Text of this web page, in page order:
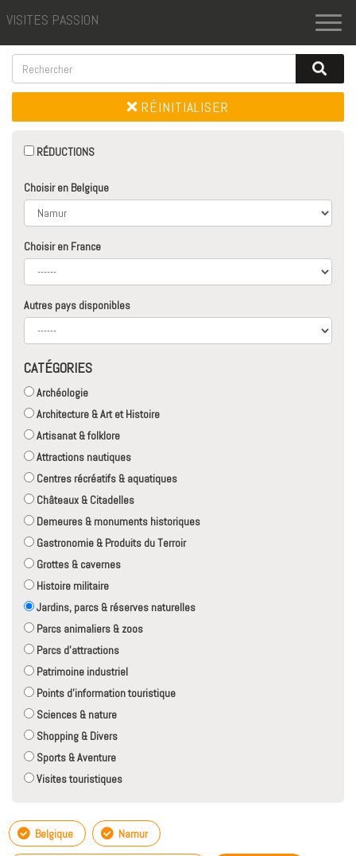
VISITES PASSION
RÉINITIALISER
RÉDUCTIONS
Choisir en Belgique
Choisir en France
Autres pays disponibles
CATÉGORIES
Archéologie
Architecture & Art et Histoire
Artisanat & folklore
Attractions nautiques
Centres récréatifs & aquatiques
Châteaux & Citadelles
Demeures & monuments historiques
Gastronomie & Produits du Terroir
Grottes & cavernes
Histoire militaire
Jardins, parcs & réserves naturelles
Parcs animaliers & zoos
Parcs d'attractions
Patrimoine industriel
Points d'information touristique
Sciences & nature
Shopping & Divers
Sports & Aventure
Visites touristiques
Belgique Namur